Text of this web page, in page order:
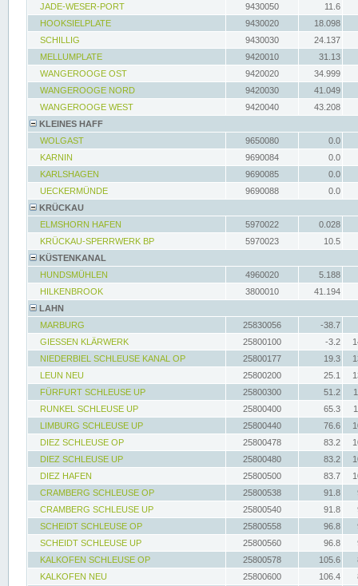
JADE-WESER-PORT
9430050
11.6
HOOKSIELPLATE
9430020
18.098
SCHILLIG
9430030
24.137
MELLUMPLATE
9420010
31.13
WANGEROOGE OST
9420020
34.999
WANGEROOGE NORD
9420030
41.049
WANGEROOGE WEST
9420040
43.208
KLEINES HAFF
WOLGAST
9650080
0.0
KARNIN
9690084
0.0
KARLSHAGEN
9690085
0.0
UECKERMÜNDE
9690088
0.0
KRÜCKAU
ELMSHORN HAFEN
5970022
0.028
KRÜCKAU-SPERRWERK BP
5970023
10.5
KÜSTENKANAL
HUNDSMÜHLEN
4960020
5.188
HILKENBROOK
3800010
41.194
LAHN
MARBURG
25830056
-38.7
GIESSEN KLÄRWERK
25800100 -3.2
NIEDERBIEL SCHLEUSE KANAL OP
25800177 19.3
LEUN NEU
25800200 25.1
FÜRFURT SCHLEUSE UP
25800300 51.2
RUNKEL SCHLEUSE UP
25800400 65.3
LIMBURG SCHLEUSE UP
25800440 76.6
DIEZ SCHLEUSE OP
25800478 83.2
DIEZ SCHLEUSE UP
25800480 83.2
DIEZ HAFEN
25800500 83.7
CRAMBERG SCHLEUSE OP
25800538 91.8
CRAMBERG SCHLEUSE UP
25800540 91.8
SCHEIDT SCHLEUSE OP
25800558 96.8
SCHEIDT SCHLEUSE UP
25800560 96.8
KALKOFEN SCHLEUSE OP
25800578 105.6
KALKOFEN NEU
25800600 106.4